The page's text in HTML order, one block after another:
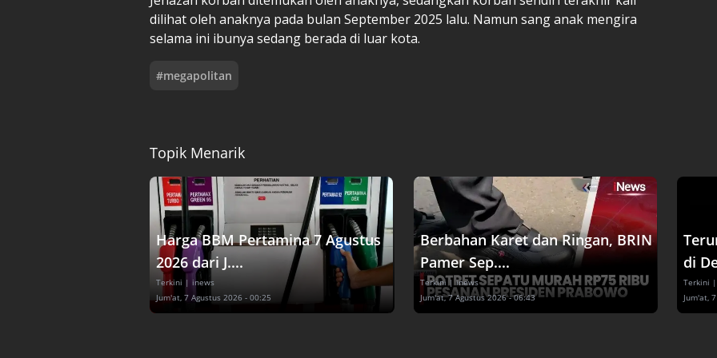
dilihat oleh anaknya pada bulan September 2025 lalu. Namun sang anak mengira
selama ini ibunya sedang berada di luar kota.
#megapolitan
Topik Menarik
Harga BBM Pertamina 7 Agustus
2026 dari J....
Terkini | inews
Jum'at, 7 Agustus 2026 - 00:25
Berbahan Karet dan Ringan, BRIN
Pamer Sep....
Terkini | inews
Jum'at, 7 Agustus 2026 - 06:43
di
Terkini
Jum'at,